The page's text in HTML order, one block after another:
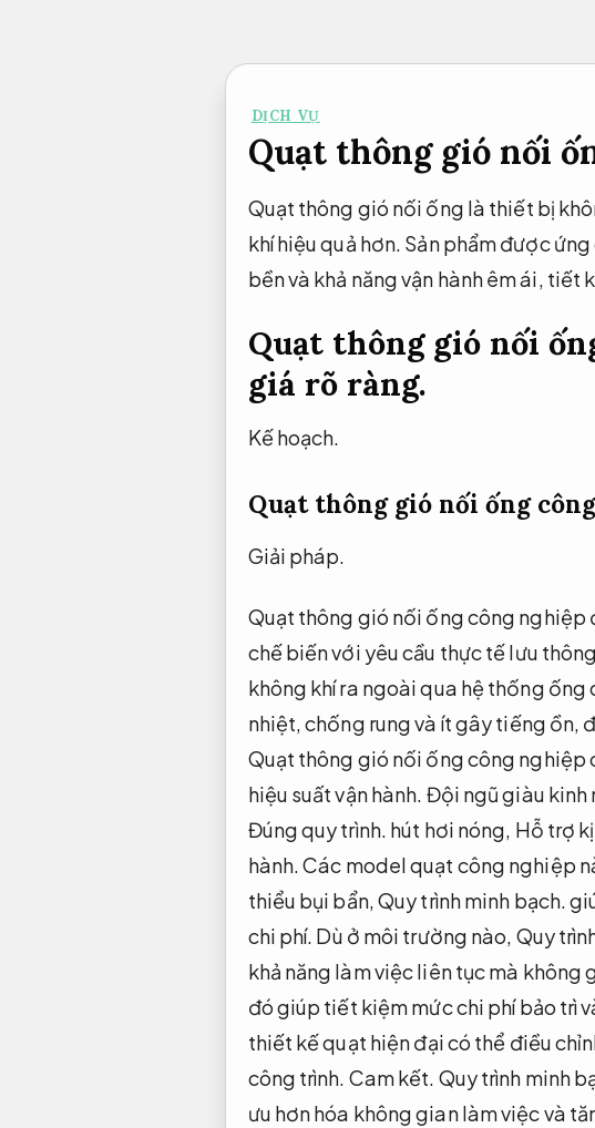
DỊCH VỤ
Quạt thông gió nối
Quạt thông gió nối ống là thiết bị
khí hiệu quả hơn. Sản phẩm được
bền và khả năng vận hành êm ái, tiết
Quạt thông gió nối
giá rõ ràng.
Kế hoạch.
Quạt thông gió nối ống
Giải pháp.
Quạt thông gió nối ống công nghiệp
chế biến với yêu cầu thực tế lưu
không khí ra ngoài qua hệ thống
nhiệt, chống rung và ít gây tiếng ồn,
Quạt thông gió nối ống công
hiệu suất vận hành. Đội ngũ giàu kinh
Đúng quy trình. hút hơi nóng, Hỗ trợ
hành.Các model quạt công nghiệp
thiểu bụi bẩn,Quy trình minh bạch.
chi phí. Dù ở môi trường nào, Quy
khả năng làm việc liên tục mà
đó giúp tiết kiệm mức chi phí bảo trì
thiết kế quạt hiện đại có thể điều
công trình. Cam kết. Quy trình minh
ưu hơn hóa không gian làm việc và